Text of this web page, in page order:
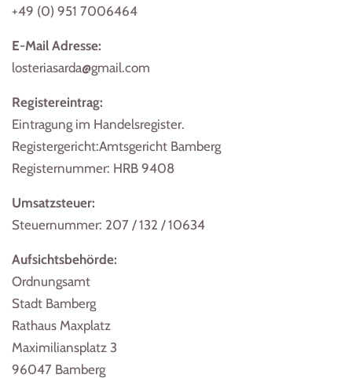
+49 (0) 951 7006464
E-Mail Adresse:
losteriasarda@gmail.com
Registereintrag:
Eintragung im Handelsregister.
Registergericht:Amtsgericht Bamberg
Registernummer: HRB 9408
Umsatzsteuer:
Steuernummer: 207 / 132 / 10634
Aufsichtsbehörde:
Ordnungsamt
Stadt Bamberg
Rathaus Maxplatz
Maximiliansplatz 3
96047 Bamberg